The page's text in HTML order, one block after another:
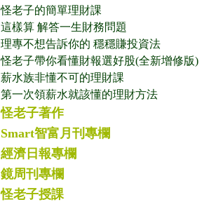
怪老子的簡單理財課
這樣算 解答一生財務問題
理專不想告訴你的 穩穩賺投資法
怪老子帶你看懂財報選好股(全新增修版)
薪水族非懂不可的理財課
第一次領薪水就該懂的理財方法
怪老子著作
Smart智富月刊專欄
經濟日報專欄
鏡周刊專欄
怪老子授課